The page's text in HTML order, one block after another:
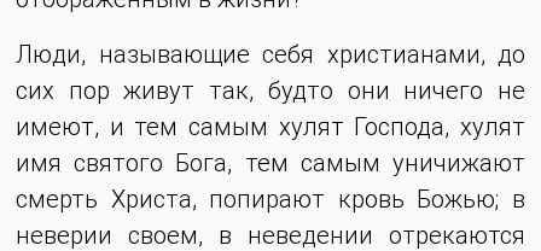
Люди, называющие себя христианами, до
сих пор живут так, будто они ничего не
имеют, и тем самым хулят Господа, хулят
имя святого Бога, тем самым уничижают
смерть Христа, попирают кровь Божью; в
неверии своем, в неведении отрекаются